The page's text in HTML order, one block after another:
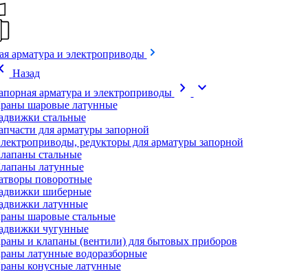
арматура и электроприводы
Назад
арматура и электроприводы
chevron_right expand_more
шаровые латунные
стальные
для арматуры запорной
редукторы для арматуры запорной
стальные
латунные
поворотные
шиберные
латунные
шаровые стальные
чугунные
и клапаны (вентили) для бытовых приборов
латунные водоразборные
конусные латунные